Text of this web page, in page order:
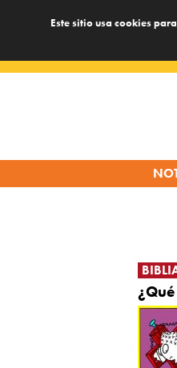
Este sitio usa cookies